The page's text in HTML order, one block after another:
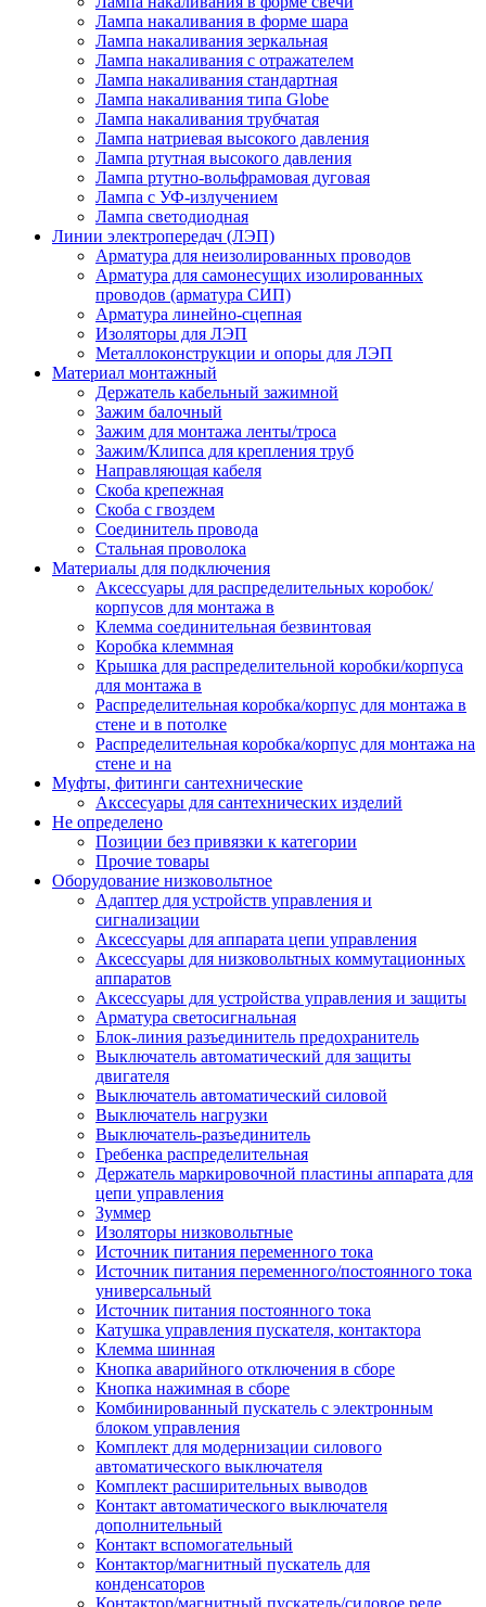
Лампа накаливания в форме шара
Лампа накаливания зеркальная
Лампа накаливания с отражателем
Лампа накаливания стандартная
Лампа накаливания типа Globe
Лампа накаливания трубчатая
Лампа натриевая высокого давления
Лампа ртутная высокого давления
Лампа ртутно-вольфрамовая дуговая
Лампа с УФ-излучением
Лампа светодиодная
Линии электропередач (ЛЭП)
Арматура для неизолированных проводов
Арматура для самонесущих изолированных
проводов (арматура СИП)
Арматура линейно-сцепная
Изоляторы для ЛЭП
Металлоконструкции и опоры для ЛЭП
Материал монтажный
Держатель кабельный зажимной
Зажим балочный
Зажим для монтажа ленты/троса
Зажим/Клипса для крепления труб
Направляющая кабеля
Скоба крепежная
Скоба с гвоздем
Соединитель провода
Стальная проволока
Материалы для подключения
Аксессуары для распределительных коробок/
корпусов для монтажа в
Клемма соединительная безвинтовая
Коробка клеммная
Крышка для распределительной коробки/корпуса
для монтажа в
Распределительная коробка/корпус для монтажа в
стене и в потолке
Распределительная коробка/корпус для монтажа на
стене и на
Муфты, фитинги сантехнические
Акссесуары для сантехнических изделий
Не определено
Позиции без привязки к категории
Прочие товары
Оборудование низковольтное
Адаптер для устройств управления и
сигнализации
Аксессуары для аппарата цепи управления
Аксессуары для низковольтных коммутационных
аппаратов
Аксессуары для устройства управления и защиты
Арматура светосигнальная
Блок-линия разъединитель предохранитель
Выключатель автоматический для защиты
двигателя
Выключатель автоматический силовой
Выключатель нагрузки
Выключатель-разъединитель
Гребенка распределительная
Держатель маркировочной пластины аппарата для
цепи управления
Зуммер
Изоляторы низковольтные
Источник питания переменного тока
Источник питания переменного/постоянного тока
универсальный
Источник питания постоянного тока
Катушка управления пускателя, контактора
Клемма шинная
Кнопка аварийного отключения в сборе
Кнопка нажимная в сборе
Комбинированный пускатель с электронным
блоком управления
Комплект для модернизации силового
автоматического выключателя
Комплект расширительных выводов
Контакт автоматического выключателя
дополнительный
Контакт вспомогательный
Контактор/магнитный пускатель для
конденсаторов
Контактор/магнитный пускатель/силовое реле